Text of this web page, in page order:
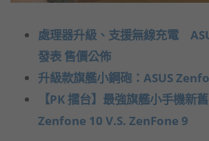
處理器升級、支援無線充電
發表 售價公佈
升級款旗艦小鋼砲：ASUS
【PK 擂台】最強旗艦小手機新
Zenfone 10 V.S. ZenFone 9